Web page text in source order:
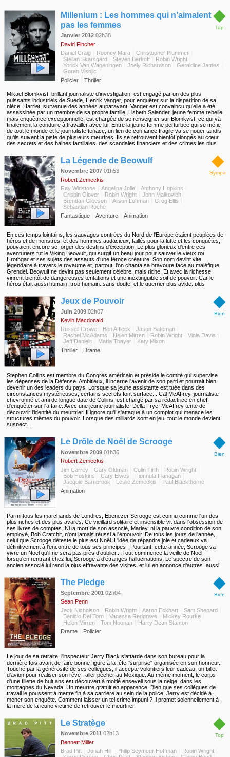
◆
Top
Millenium : Les hommes qui n’aimaient
pas les femmes
Janvier 2012 02h38
David Fincher
Daniel Craig
Rooney Mara
Christopher Plummer
Stellan Skarsgard
Steven Berkoff
Robin Wright
Yorick Van Wageningen
Joely Richardson
Geraldine James
Goran Visnjic
Policier
Thriller
Mikael Blomkvist, brillant journaliste d’investigation, est engagé par un des plus
puissants industriels de Suède, Henrik Vanger, pour enquêter sur la disparition de sa
nièce, Harriet, survenue des années auparavant. Vanger est convaincu qu’elle a été
assassinée par un membre de sa propre famille. Lisbeth Salander, jeune femme rebelle
mais enquêtrice exceptionnelle, est chargée de se renseigner sur Blomkvist, ce qui va
finalement la conduire à travailler avec lui. Entre la jeune femme perturbée qui se méfie
de tout le monde et le journaliste tenace, un lien de confiance fragile va se nouer tandis
qu’ils suivent la piste de plusieurs meurtres. Ils se retrouvent bientôt plongés au cœur
des secrets et des haines familiales, des scandales financiers et des crimes les plus
◆
Sympa
La Légende de Beowulf
Novembre 2007 01h53
Robert Zemeckis
Ray Winstone
Angelina Jolie
Anthony Hopkins
Crispin Glover
Robin Wright
John Malkovich
Brendan Gleeson
Alison Lohman
Greg Ellis
Sebastian Roche
Fantastique
Aventure Animation
En ces temps lointains, les sauvages contrées du Nord de l'Europe étaient peuplées de
héros et de monstres, et des hommes audacieux, taillés pour la lutte et les conquêtes,
pouvaient encore se forger des destins d'exception. Le plus glorieux d'entre ces
aventuriers fut le Viking Beowulf, qui surgit un beau jour pour sauver le vieux roi
Hrothgar et ses sujets des assauts d'une féroce créature. Son nom devint vite
légendaire à travers le royaume et, partout, l'on chanta sa bravoure face au maléfique
Grendel. Beowulf ne devint pas seulement célèbre, mais riche. Et avec la richesse
vinrent bientôt de dangereuses tentations et une inextinguible soif de pouvoir. Car le
héros était aussi humain, trop humain, sans doute, et le guerrier plus avide, plus
◆
Bien
Jeux de Pouvoir
Juin 2009 02h07
Kevin Macdonald
Russell Crowe
Ben Affleck
Jason Bateman
Rachel McAdams
Helen Mirren Robin Wright
Viola Davis
Jeff Daniels
Maria Thayer
Katy Mixon
Thriller
Drame
Stephen Collins est membre du Congrès américain et préside le comité qui supervise
les dépenses de la Défense. Ambitieux, il incarne l'avenir de son parti et pourrait bien
devenir un des leaders du pays. Lorsque sa jeune assistante est tuée dans des
circonstances mystérieuses, certains secrets font surface... Cal McAffrey, journaliste
chevronné et ami de longue date de Collins, est chargé par sa rédactrice en chef,
d'enquêter sur l'affaire. Avec une jeune journaliste, Della Frye, McAffrey tente de
découvrir l'identité du meurtrier. Il ignore qu'il s'attaque à un complot qui menace les
structures mêmes du pouvoir. Lorsque des milliards sont en jeu, tout le monde devient
suspect...
◆
Bien
Le Drôle de Noël de Scrooge
Novembre 2009 01h36
Robert Zemeckis
Jim Carrey
Gary Oldman Colin Firth
Robin Wright
Bob Hoskins
Cary Elwes
Fionnula Flanagan
Jacquie Barnbrook
Leslie Zemeckis
Paul Blackthorne
Animation
Parmi tous les marchands de Londres, Ebenezer Scrooge est connu comme l'un des
plus riches et des plus avares. Ce vieillard solitaire et insensible vit dans l'obsession de
ses livres de comptes. Ni la mort de son associé, Marley, ni la pauvre condition de son
employé, Bob Cratchit, n'ont jamais réussi à l'émouvoir. De tous les jours de l'année,
celui que Scrooge déteste le plus est Noël. L'idée de répandre joie et cadeaux va
définitivement à l'encontre de tous ses principes ! Pourtant, cette année, Scrooge va
vivre un Noël qu'il ne sera pas près d'oublier... Tout commence la veille de Noël,
lorsqu'en rentrant chez lui, Scrooge a d'étranges hallucinations. Le spectre de son
ancien associé lui rend la plus effrayante des visites, et lui en annonce d'autres, aussi
passés, qui le replonge dans ses propres souvenirs, réveillant en lui des blessures
oubliées et des regrets profondément enfouis...
◆
Bien
The Pledge
Septembre 2001 02h04
Sean Penn
Jack Nicholson
Robin Wright Aaron Eckhart
Sam Shepard
Benicio Del Toro
Vanessa Redgrave
Mickey Rourke
Helen Mirren
Tom Noonan
Harry Dean Stanton
Drame
Policier
Le jour de sa retraite, l'inspecteur Jerry Black s'attarde dans son bureau pour la
dernière fois avant de faire bonne figure à la fête "surprise" organisée en son honneur.
Touché par la générosité de ses collègues, il accepte volontiers leur cadeau, un billet
d'avion pour réaliser son rêve : aller pêcher au Mexique. Au même moment, le corps
d'une fillette de huit ans est découvert à moitié enseveli sous la neige, dans les
montagnes du Nevada. Un meurtre gratuit en apparence. Bien que ses collègues de
travail le poussent à mettre fin à sa carrière au sein de la police, Jerry est décidé à
mener son enquête. Comment laisser un tel crime impuni ? Il promet solennellement à
la mère de la jeune victime de retrouver le meurtrier.
◆
Top
Le Stratège
Novembre 2011 02h13
Bennett Miller
Brad Pitt
Jonah Hill Philip Seymour Hoffman
Robin Wright